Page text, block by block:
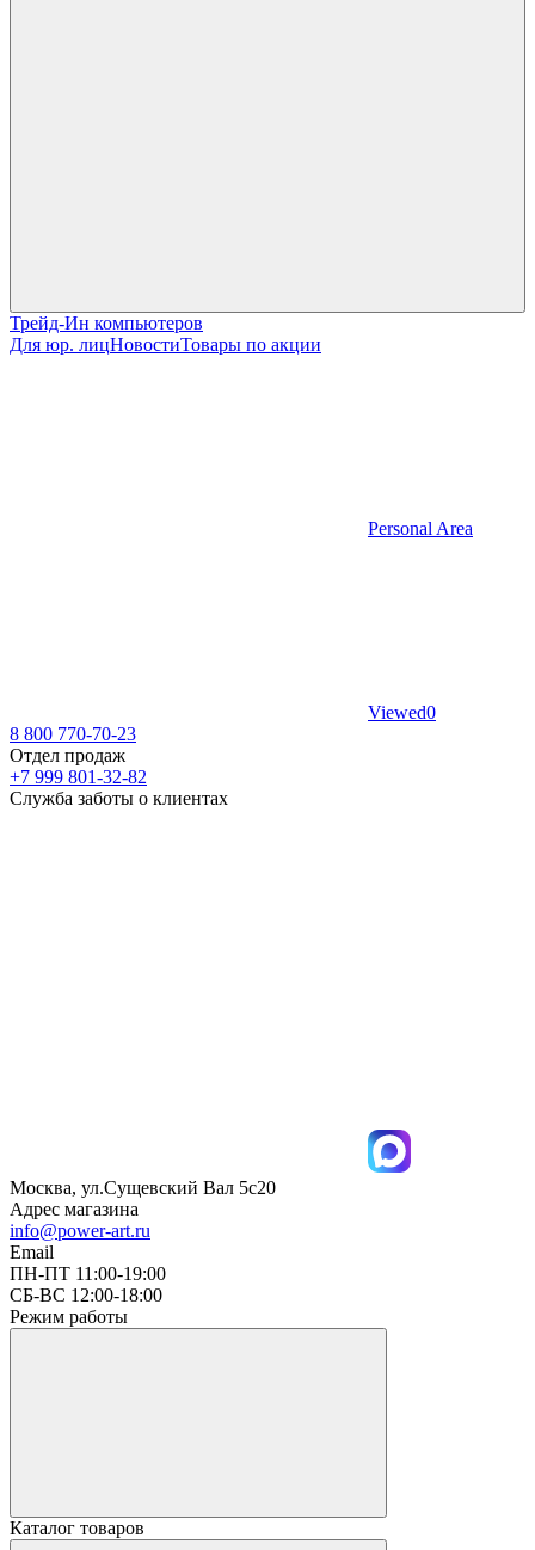
Трейд-Ин компьютеров
Для юр. лицНовостиТовары по акции
Personal Area
Viewed0
8 800 770-70-23
Отдел продаж
+7 999 801-32-82
Служба заботы о клиентах
Москва, ул.Сущевский Вал 5с20
Адрес магазина
info@power-art.ru
Email
ПН-ПТ 11:00-19:00
СБ-ВС 12:00-18:00
Режим работы
Каталог товаров